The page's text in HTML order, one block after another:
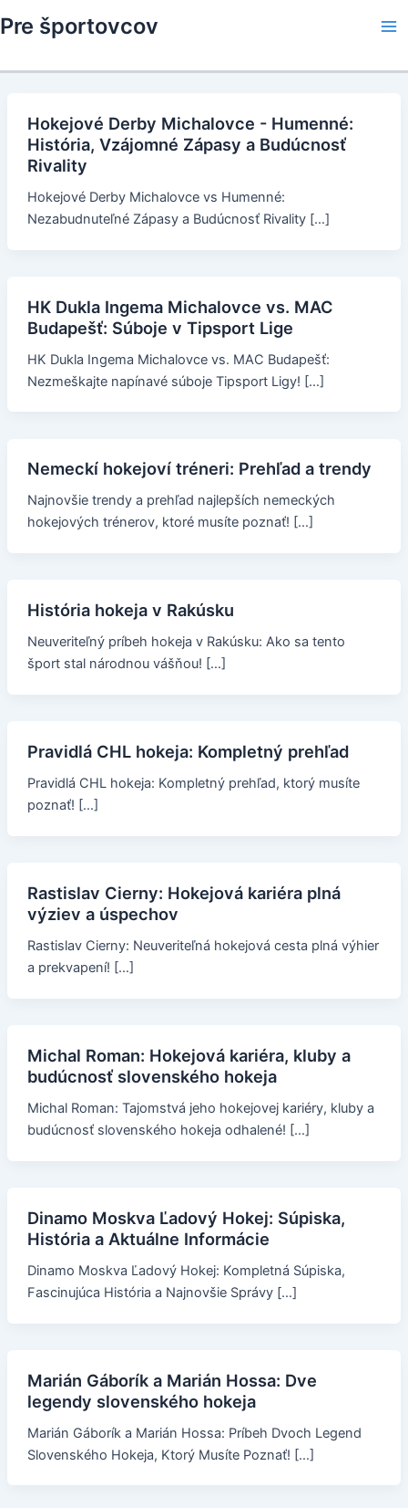
to
Pre športovcov
Hokejové Derby Michalovce - Humenné:
História, Vzájomné Zápasy a Budúcnosť
Rivality
Hokejové Derby Michalovce vs Humenné:
Nezabudnuteľné Zápasy a Budúcnosť Rivality […]
HK Dukla Ingema Michalovce vs. MAC
Budapešť: Súboje v Tipsport Lige
HK Dukla Ingema Michalovce vs. MAC Budapešť:
Nezmeškajte napínavé súboje Tipsport Ligy! […]
Nemeckí hokejoví tréneri: Prehľad a trendy
Najnovšie trendy a prehľad najlepších nemeckých
hokejových trénerov, ktoré musíte poznať! […]
História hokeja v Rakúsku
Neuveriteľný príbeh hokeja v Rakúsku: Ako sa tento
šport stal národnou vášňou! […]
Pravidlá CHL hokeja: Kompletný prehľad
Pravidlá CHL hokeja: Kompletný prehľad, ktorý musíte
poznať! […]
Rastislav Cierny: Hokejová kariéra plná
výziev a úspechov
Rastislav Cierny: Neuveriteľná hokejová cesta plná výhier
a prekvapení! […]
Michal Roman: Hokejová kariéra, kluby a
budúcnosť slovenského hokeja
Michal Roman: Tajomstvá jeho hokejovej kariéry, kluby a
budúcnosť slovenského hokeja odhalené! […]
Dinamo Moskva Ľadový Hokej: Súpiska,
História a Aktuálne Informácie
Dinamo Moskva Ľadový Hokej: Kompletná Súpiska,
Fascinujúca História a Najnovšie Správy […]
Marián Gáborík a Marián Hossa: Dve
legendy slovenského hokeja
Marián Gáborík a Marián Hossa: Príbeh Dvoch Legend
Slovenského Hokeja, Ktorý Musíte Poznať! […]